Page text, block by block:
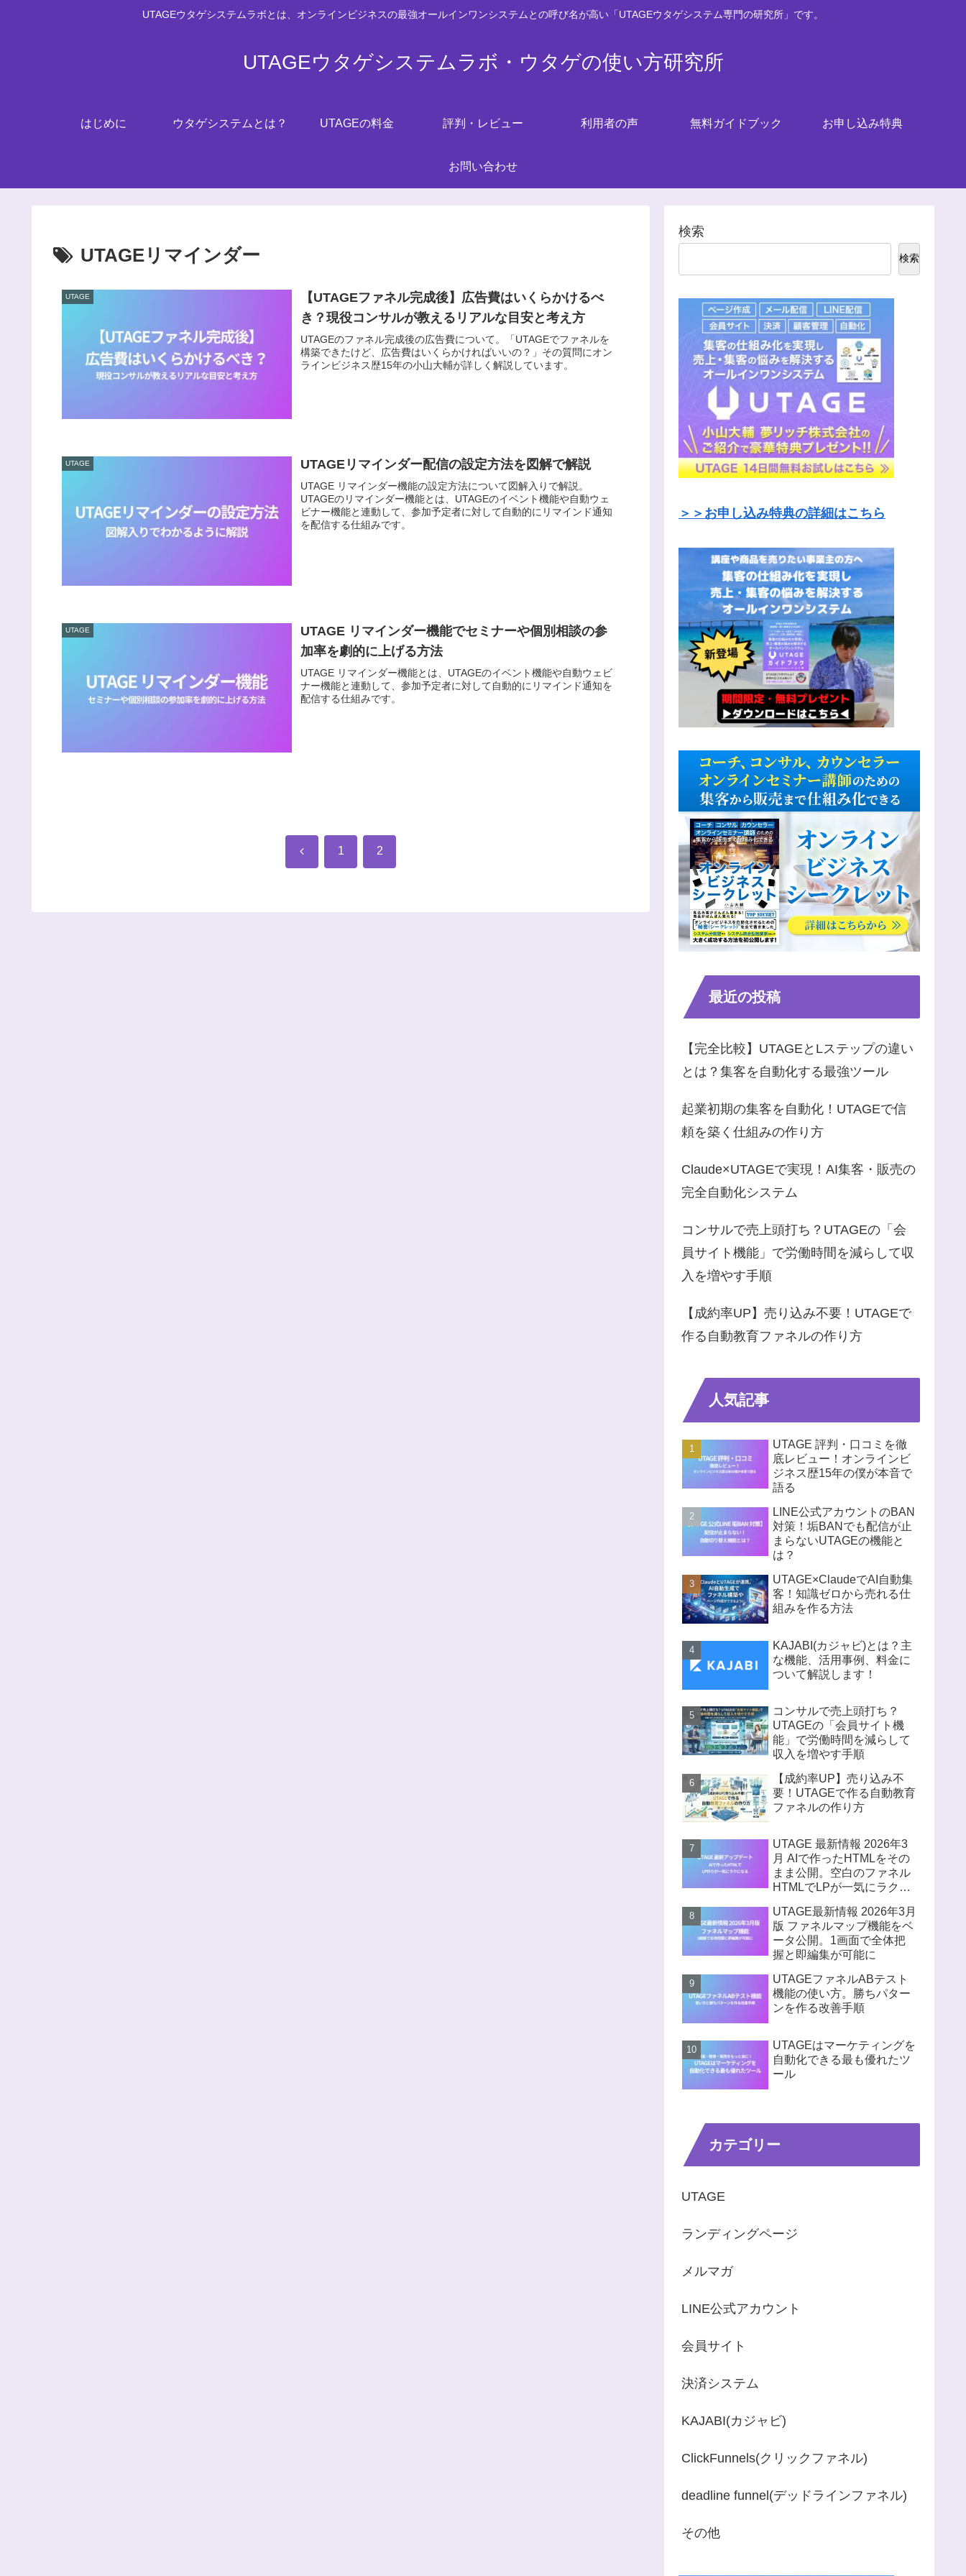
UTAGEウタゲシステムラボとは、オンラインビジネスの最強オールインワンシステムとの呼び名が高い「UTAGEウタゲシステム専門の研究所」です。
UTAGEウタゲシステムラボ・ウタゲの使い方研究所
はじめに ウタゲシステムとは？ UTAGEの料金 評判・レビュー 利用者の声 無料ガイドブック お申し込み特典
お問い合わせ
UTAGEリマインダー
UTAGE
【UTAGEファネル完成後】広告費はいくらかけるべ
き？現役コンサルが教えるリアルな目安と考え方
UTAGEのファネル完成後の広告費について。「UTAGEでファネルを
構築できたけど、広告費はいくらかければいいの？」その質問にオン
ラインビジネス歴15年の小山大輔が詳しく解説しています。
UTAGE UTAGEリマインダー配信の設定方法を図解で解説
UTAGE リマインダー機能の設定方法について図解入りで解説。
UTAGEのリマインダー機能とは、UTAGEのイベント機能や自動ウェ
ビナー機能と連動して、参加予定者に対して自動的にリマインド通知
を配信する仕組みです。
UTAGE
UTAGE リマインダー機能でセミナーや個別相談の参
加率を劇的に上げる方法
UTAGE リマインダー機能とは、UTAGEのイベント機能や自動ウェビ
ナー機能と連動して、参加予定者に対して自動的にリマインド通知を
配信する仕組みです。
前 1 2
検索
検索
＞＞お申し込み特典の詳細はこちら
最近の投稿
【完全比較】UTAGEとLステップの違い
とは？集客を自動化する最強ツール
起業初期の集客を自動化！UTAGEで信
頼を築く仕組みの作り方
Claude×UTAGEで実現！AI集客・販売の
完全自動化システム
コンサルで売上頭打ち？UTAGEの「会
員サイト機能」で労働時間を減らして収
入を増やす手順
【成約率UP】売り込み不要！UTAGEで
作る自動教育ファネルの作り方
人気記事
UTAGE 評判・口コミを徹
底レビュー！オンラインビ
ジネス歴15年の僕が本音で
語る
LINE公式アカウントのBAN
対策！垢BANでも配信が止
まらないUTAGEの機能と
は？
UTAGE×ClaudeでAI自動集
客！知識ゼロから売れる仕
組みを作る方法
KAJABI(カジャビ)とは？主
な機能、活用事例、料金に
ついて解説します！
コンサルで売上頭打ち？
UTAGEの「会員サイト機
能」で労働時間を減らして
収入を増やす手順
【成約率UP】売り込み不
要！UTAGEで作る自動教育
ファネルの作り方
UTAGE 最新情報 2026年3
月 AIで作ったHTMLをその
まま公開。空白のファネル
HTMLでLPが一気にラクに
UTAGE最新情報 2026年3月
版 ファネルマップ機能をベ
ータ公開。1画面で全体把
握と即編集が可能に
UTAGEファネルABテスト
機能の使い方。勝ちパター
ンを作る改善手順
UTAGEはマーケティングを
自動化できる最も優れたツ
ール
カテゴリー
UTAGE
ランディングページ
メルマガ
LINE公式アカウント
会員サイト
決済システム
KAJABI(カジャビ)
ClickFunnels(クリックファネル)
deadline funnel(デッドラインファネル)
その他